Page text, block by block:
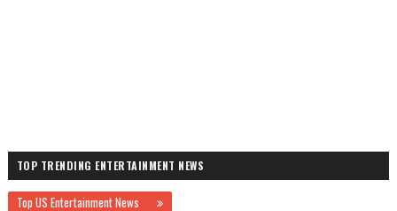
TOP TRENDING ENTERTAINMENT NEWS
Top US Entertainment News